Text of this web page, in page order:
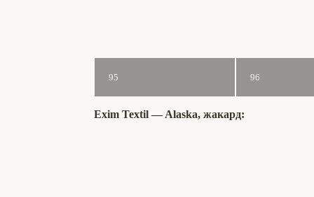
95 96
Exim Textil ― Alaska, жакард: